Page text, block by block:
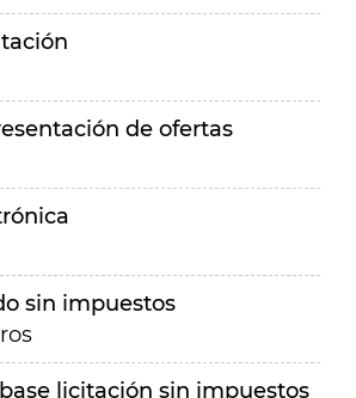
de ofertas
sin impuestos
licitación sin impuestos